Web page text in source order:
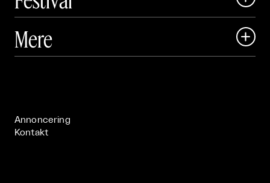
 Art Matter Festival
Mere 
Annoncering
Kontakt